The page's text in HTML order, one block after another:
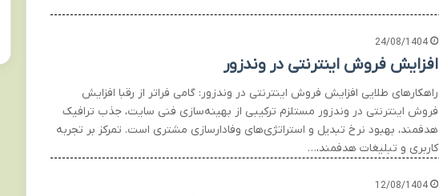
24/08/1404
افزایش فروش اینترنتی در وندزور
راهکارهای طلایی افزایش فروش اینترنتی در وندزور: گامی فراتر از رقبا افزایش
فروش اینترنتی در وندزور مستلزم ترکیبی از بهینه‌سازی فنی سایت، جذب ترافیک
هدفمند، بهبود نرخ تبدیل و استراتژی‌های وفادارسازی مشتری است. تمرکز بر تجربه
کاربری و تبلیغات هدفمند،…
12/08/1404